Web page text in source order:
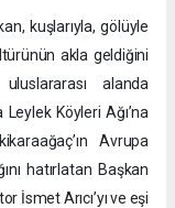
kuşlarıyla, gölüyle
akla geldiğini
alanda
Köyleri Ağı’na
Avrupa
hatırlatan Başkan
İsmet Arıcı’yı ve eşi